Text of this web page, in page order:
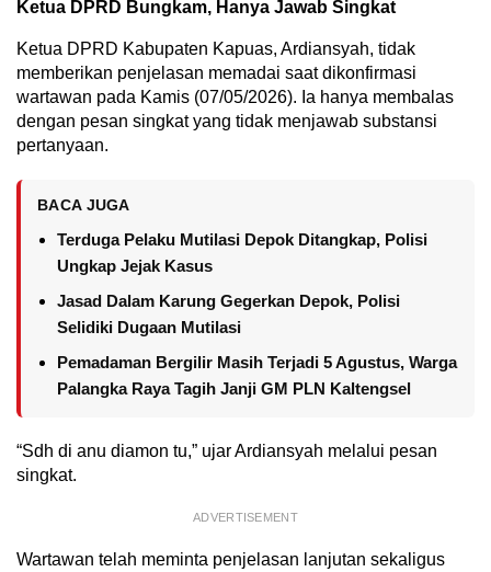
Ketua DPRD Bungkam, Hanya Jawab Singkat
Ketua DPRD Kabupaten Kapuas, Ardiansyah, tidak
memberikan penjelasan memadai saat dikonfirmasi
wartawan pada Kamis (07/05/2026). Ia hanya membalas
dengan pesan singkat yang tidak menjawab substansi
pertanyaan.
BACA JUGA
Terduga Pelaku Mutilasi Depok Ditangkap, Polisi
Ungkap Jejak Kasus
Jasad Dalam Karung Gegerkan Depok, Polisi
Selidiki Dugaan Mutilasi
Pemadaman Bergilir Masih Terjadi 5 Agustus, Warga
Palangka Raya Tagih Janji GM PLN Kaltengsel
“Sdh di anu diamon tu,” ujar Ardiansyah melalui pesan
singkat.
ADVERTISEMENT
Wartawan telah meminta penjelasan lanjutan sekaligus